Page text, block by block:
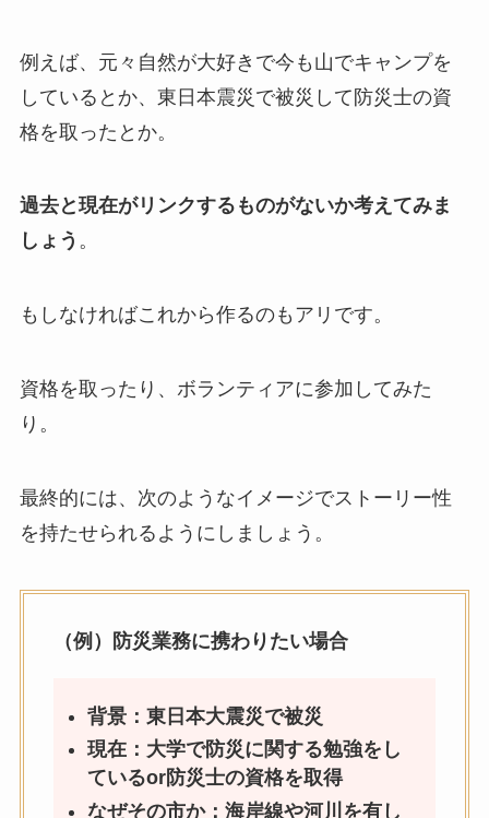
例えば、元々自然が大好きで今も山でキャンプを
しているとか、東日本震災で被災して防災士の資
格を取ったとか。
過去と現在がリンクするものがないか考えてみま
しょう 。
もしなければこれから作るのもアリです。
資格を取ったり、ボランティアに参加してみた
り。
最終的には、次のようなイメージでストーリー性
を持たせられるようにしましょう。
（例）防災業務に携わりたい場合
背景：東日本大震災で被災
現在：大学で防災に関する勉強をし
ているor防災士の資格を取得
なぜその市か：海岸線や河川を有し